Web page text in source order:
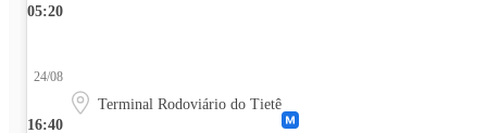
05:20
16:40
24/08
Terminal Rodoviário do Tietê